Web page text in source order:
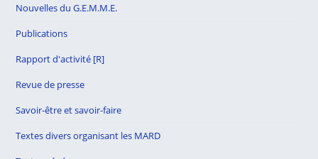
Nouvelles du G.E.M.M.E.
Publications
Rapport d'activité [R]
Revue de presse
Savoir-être et savoir-faire
Textes divers organisant les MARD